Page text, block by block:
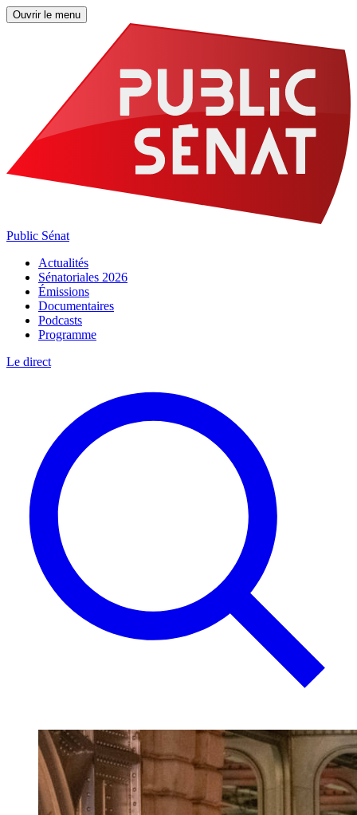
Ouvrir le menu
Public Sénat
Actualités
Sénatoriales 2026
Émissions
Documentaires
Podcasts
Programme
Le direct